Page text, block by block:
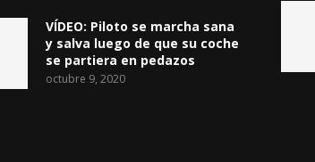
VÍDEO: Piloto se marcha sana
y salva luego de que su coche
se partiera en pedazos
octubre 9, 2020